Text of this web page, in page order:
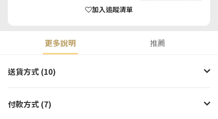
加入追蹤清單
更多說明 推薦
送貨方式 (10)
付款方式 (7)